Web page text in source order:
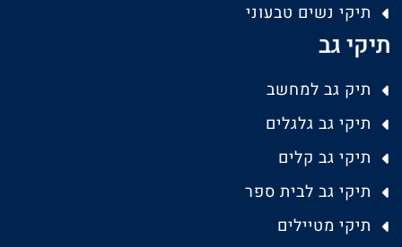
תיקי נשים טבעוני
תיקי גב
תיק גב למחשב
תיקי גב גלגלים
תיקי גב קלים
תיקי גב לבית ספר
תיקי מטיילים